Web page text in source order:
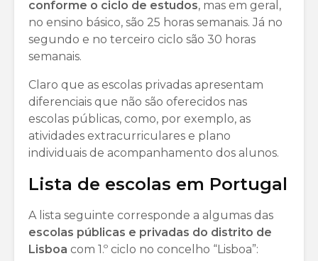
conforme o ciclo de estudos, mas em geral,
no ensino básico, são 25 horas semanais. Já no
segundo e no terceiro ciclo são 30 horas
semanais.
Claro que as escolas privadas apresentam
diferenciais que não são oferecidos nas
escolas públicas, como, por exemplo, as
atividades extracurriculares e plano
individuais de acompanhamento dos alunos.
Lista de escolas em Portugal
A lista seguinte corresponde a algumas das
escolas públicas e privadas do distrito de
Lisboa com 1.º ciclo no concelho “Lisboa”: